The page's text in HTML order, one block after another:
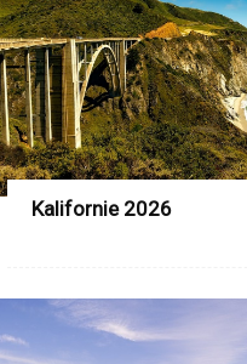
Kalifornie 2026